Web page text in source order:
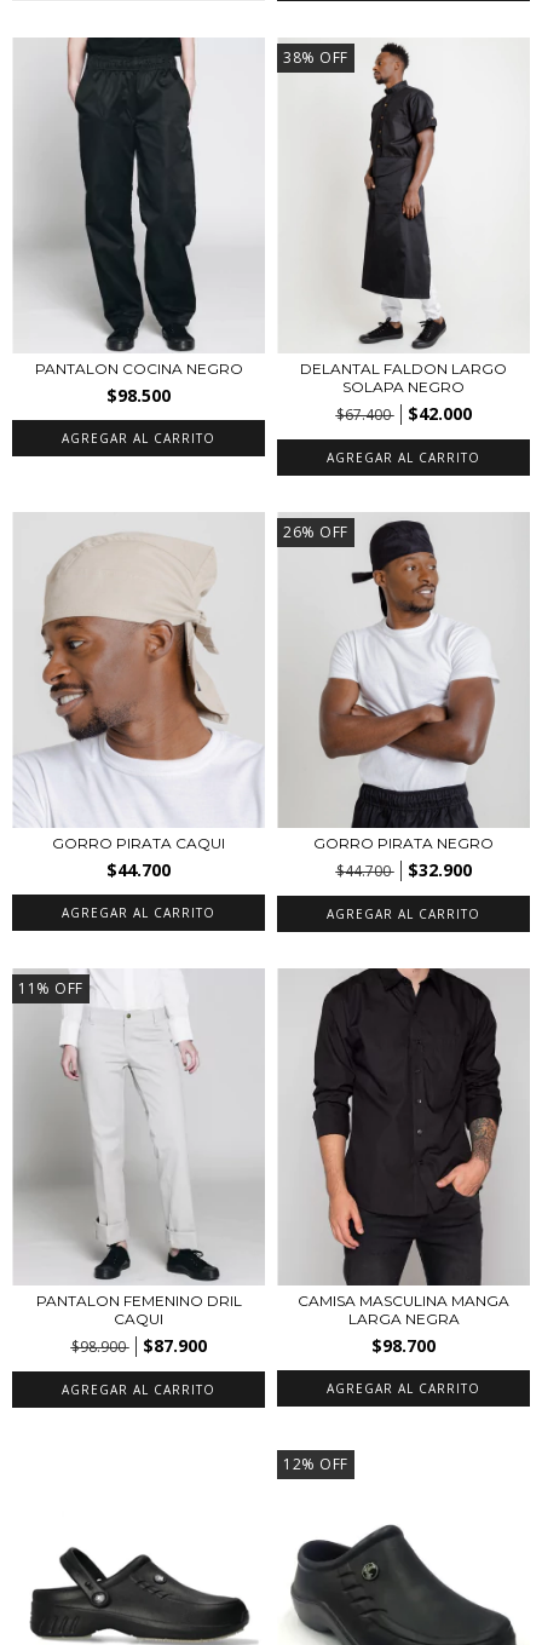
PANTALON COCINA NEGRO
$98.500
AGREGAR AL CARRITO
38% OFF
DELANTAL FALDON LARGO
SOLAPA NEGRO
$67.400 $42.000
AGREGAR AL CARRITO
GORRO PIRATA CAQUI
$44.700
AGREGAR AL CARRITO
26% OFF
GORRO PIRATA NEGRO
$44.700 $32.900
AGREGAR AL CARRITO
11 % OFF
PANTALON FEMENINO DRIL
CAQUI
$98.900 $87.900
AGREGAR AL CARRITO
CAMISA MASCULINA MANGA
LARGA NEGRA
$98.700
AGREGAR AL CARRITO
12% OFF